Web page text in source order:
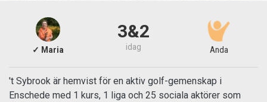
✓ Maria
3&2
idag Anda
't Sybrook är hemvist för en aktiv golf-gemenskap i
Enschede med 1 kurs, 1 liga och 25 sociala aktörer som